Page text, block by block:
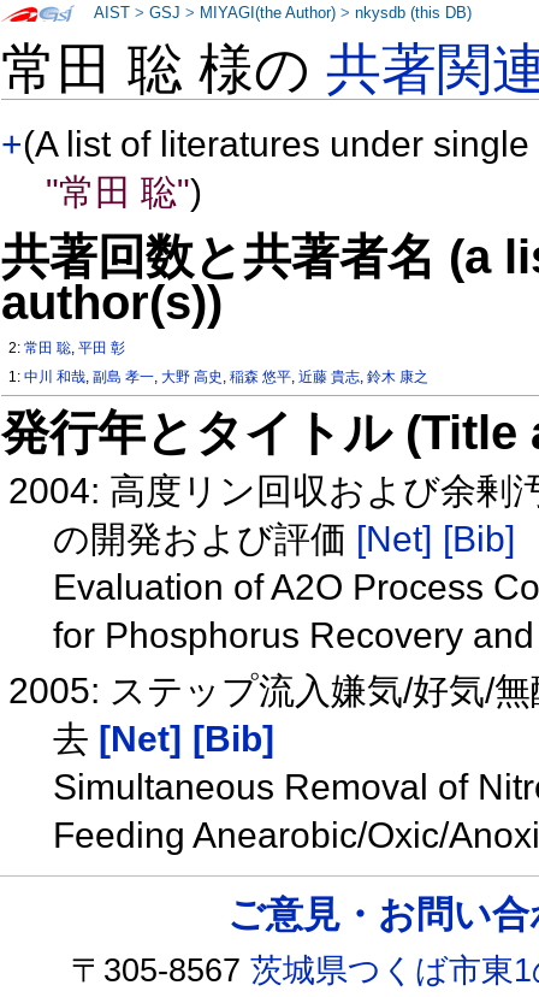
常田 聡 様の共著関
+(A list of literatures under
"常田 聡")
共著回数と共著者名 (a
author(s))
2:常田 聡,平田 彰
1:中川 和哉,副島 孝一,大野 高史 ,稲森 悠平,近藤 貴志,鈴木 康之
発行年とタイトル
2004: 高度リン回収および余剰
の開発および評価 [Net] [Bib]
Evaluation of A2O Process
for Phosphorus Recovery
2005: ステップ流入嫌気/好気/
去 [Net] [Bib]
Simultaneous Removal of
Feeding Anearobic/Oxic/
AIST >GSJ > MIYAGI(the Author) >nkysdb (this DB)
ご意見・お問い
〒305-8567茨城県つくば市東